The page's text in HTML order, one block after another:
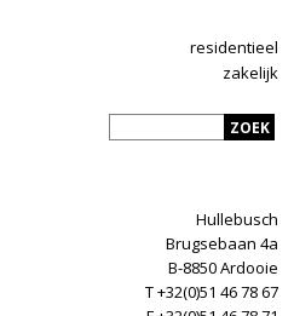
residentieel
zakelijk
Hullebusch
Brugsebaan 4a
B-8850 Ardooie
T +32(0)51 46 78 67